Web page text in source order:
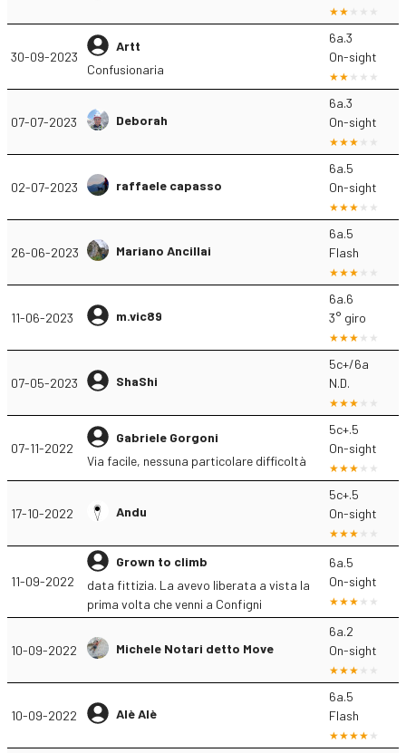
30-09-2023
Artt
Confusionaria
6a.3
On-sight
07-07-2023 Deborah
6a.3
On-sight
02-07-2023 raffaele capasso
6a.5
On-sight
26-06-2023 Mariano Ancillai
6a.5
Flash
11-06-2023 m.vic89
6a.6
3° giro
07-05-2023 ShaShi
5c+/6a
N.D.
07-11-2022
Gabriele Gorgoni
Via facile, nessuna particolare difficoltà
5c+.5
On-sight
17-10-2022 Andu
5c+.5
On-sight
11-09-2022
Grown to climb
data fittizia. La avevo liberata a vista la
prima volta che venni a Configni
6a.5
On-sight
10-09-2022 Michele Notari detto Move
6a.2
On-sight
10-09-2022 Alè Alè
6a.5
Flash